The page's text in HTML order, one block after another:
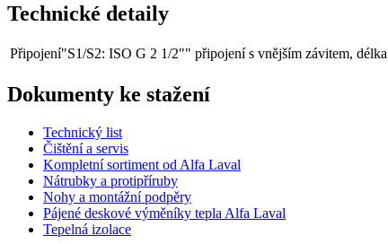
Technické detaily
Připojení"S1/S2: ISO G 2 1/2"" připojení s vnějším závitem,
Dokumenty ke stažení
Technický list
Čištění a servis
Kompletní sortiment od Alfa Laval
Nátrubky a protipříruby
Nohy a montážní podpěry
Pájené deskové výměníky tepla Alfa Laval
Tepelná izolace